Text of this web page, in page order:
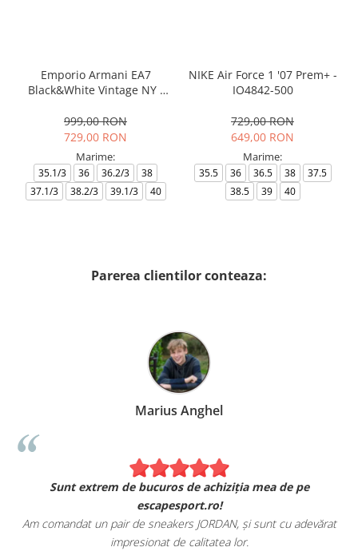
Emporio Armani EA7
Black&White Vintage NY -
999,00 RON
729,00 RON
Marime:
35.1/3 36 36.2/3
38
37.1/3
38.2/3 39.1/3 40
NIKE Air Force 1 '07 Prem+ -
IO4842-500
729,00 RON
649,00 RON
Marime:
35.5 36 36.5 38
37.5
38.5
39 40
Parerea clientilor conteaza:
Marius Anghel
Sunt extrem de bucuros de achiziția mea de pe
escapesport.ro!
Am comandat un pair de sneakers JORDAN, și sunt cu adevărat
impresionat de calitatea lor.